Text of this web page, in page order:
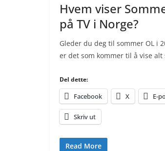
Hvem viser
på TV i Norge?
Gleder du deg til sommer OL i
er det som kommer til å vise alt
Del dette:
Facebook X E-
Skriv ut
Read More